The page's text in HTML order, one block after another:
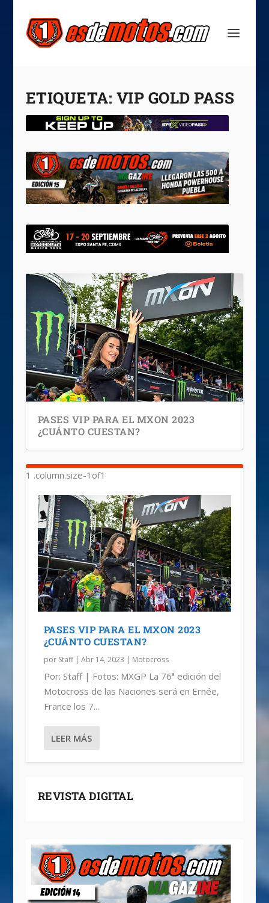
ETIQUETA: VIP GOLD PASS
PASES VIP PARA EL MXON 2023
¿CUÁNTO CUESTAN?
PASES VIP PARA EL MXON 2023
¿CUÁNTO CUESTAN?
por Staff| Abr 14, 2023 | Motocross
Por: Staff | Fotos: MXGP La 76ª edición del
Motocross de las Naciones será en Ernée,
France los 7...
LEER MÁS
REVISTA DIGITAL